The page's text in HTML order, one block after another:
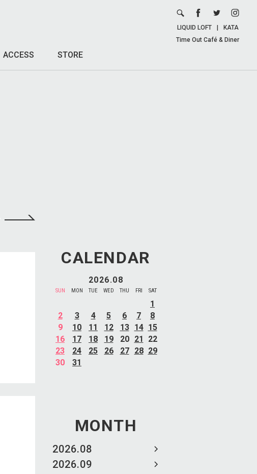
ACCESS STORE
LIQUID LOFT
KATA
Time Out Café & Diner
CALENDAR
2026.08
SUN MON TUE WED THU FRI SAT
1
2
3 4 5 6 7
8
9
10 11 12 13 14 15
16
17 18 19 20 21
22
23
24 25 26 27 28 29
30
31
MONTH
2026.08
2026.09